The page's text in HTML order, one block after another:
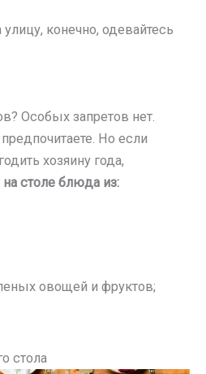
конечно, одевайтесь
Особых запретов нет.
Но если
хозяину года,
на столе блюда из:
овощей и фруктов;
стола